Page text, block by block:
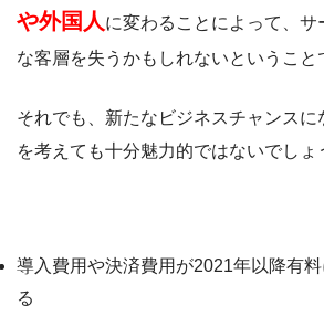
や外国人 に変わることによって、サ
な客層を失うかもしれないということ
それでも、新たなビジネスチャンスに
を考えても十分魅力的ではないでしょ
導入費用や決済費用が2021年以降有
る